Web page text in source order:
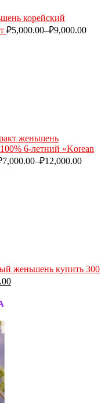
корейский
₽5,000.00–₽9,000.00
женьшень
6-летний «Korean
7,000.00–₽12,000.00
женьшень купить 300